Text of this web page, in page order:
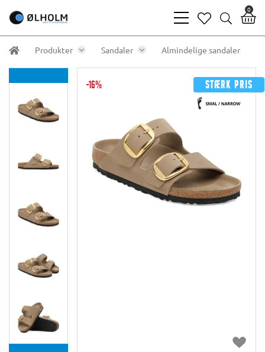
bars
light
heart
search
0
Produkter Sandaler Almindelige sandaler
-16% Stærk pris